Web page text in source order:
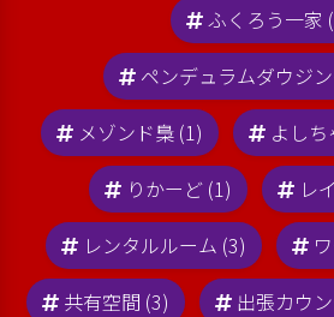
ふくろう一家
ペンデュラムダウジ
メゾンド梟 (1)
よし
りかーど (1)
レ
レンタルルーム (3)
共有空間 (3)
出張カウ